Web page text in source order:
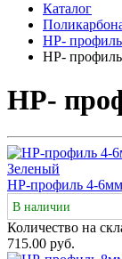
Каталог
НР-
НР-
НР-
НР-профиль 4-
В наличии
Количество на
715.00 руб.